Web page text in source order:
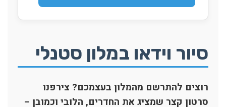
סיור וידאו במלון סטנלי
רוצים להתרשם מהמלון בעצמכם? צירפנו
סרטון קצר שמציג את החדרים, הלובי וכמובן –